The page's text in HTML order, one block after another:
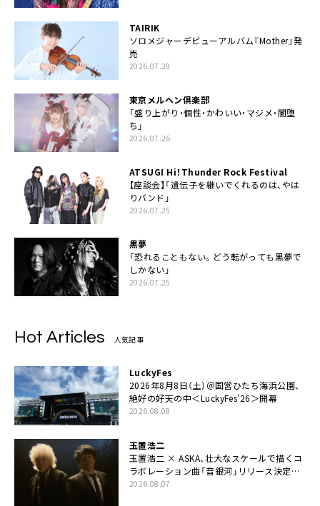
TAIRIK
ソロメジャーデビューアルバム『Mother』発
売
2026.07.29
東京メルヘン倶楽部
「盛り上がり・個性・かわいい・マジメ・闇堕
ち」
2026.07.26
ATSUGI Hi！Thunder Rock Festival
【座談会】「遺伝子を継いでくれるのは、やは
りバンド」
2026.07.25
黒夢
「恐れることもない。どう転がっても黒夢で
しかない」
2026.07.25
Hot Articles 人気記事
LuckyFes
2026年8月8日（土）＠国営ひたち海浜公園、
絶好の好天の中＜LuckyFes’26＞開幕
2026.08.08
玉置浩二
玉置浩二 × ASKA、壮大なスケールで描くコ
ラボレーション曲「音銀河」リリース決定。
カップリングには新曲「命の宿り」収録も
2026.08.07